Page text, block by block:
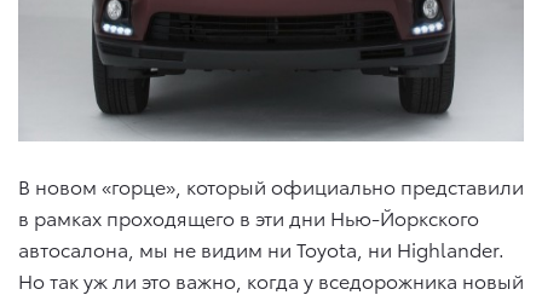
В новом «горце», который официально представили
в рамках проходящего в эти дни Нью-Йоркского
автосалона, мы не видим ни Toyota, ни Highlander.
Но так уж ли это важно, когда у вседорожника новый